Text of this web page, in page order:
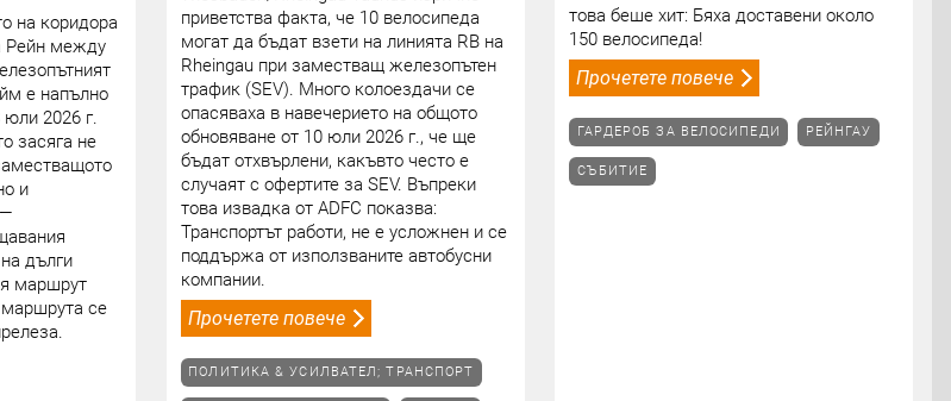
на коридора
Рейн между
е напълно
2026 г.
засяга не
и
дълги
маршрут
маршрута се
приветства факта, че 10 велосипеда
могат да бъдат взети на линията RB на
Rheingau при заместващ железопътен
трафик (SEV). Много колоездачи се
опасяваха в навечерието на общото
обновяване от 10 юли 2026 г., че ще
бъдат отхвърлени, какъвто често е
случаят с офертите за SEV. Въпреки
това извадка от ADFC показва:
Транспортът работи, не е усложнен и се
поддържа от използваните автобусни
компании.
Прочетете повече
ПОЛИТИКА & УСИЛВАТЕЛ; ТРАНСПОРТ
това беше хит: Бяха доставени около
150 велосипеда!
Прочетете повече
ГАРДЕРОБ ЗА ВЕЛОСИПЕДИ РЕЙНГАУ
СЪБИТИЕ